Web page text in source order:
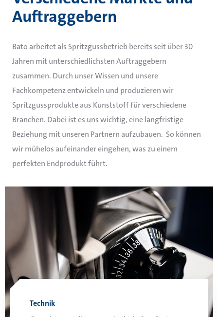
wir auf die Nachhaltigkeit
und unseren Planeten.
Gemeinsam begeben wir uns
auf die Suche nach den
Möglichkeiten zur
Anwendung von biologisch
abbaubaren Rohstoffen,
recycelten Materialien oder
starken, nachhaltigen
Kunststoffarten.
Auftraggebern
Bato arbeitet als Spritzgussbetrieb bereits seit über 30
Jahren mit unterschiedlichsten Auftraggebern
zusammen. Durch unser Wissen und unsere
Fachkompetenz entwickeln und produzieren wir
Spritzgussprodukte aus Kunststoff für verschiedene
Branchen. Dabei ist es uns wichtig, eine langfristige
Beziehung mit unseren Partnern aufzubauen. So können
wir mühelos aufeinander eingehen, was zu einem
perfekten Endprodukt führt.
Technik